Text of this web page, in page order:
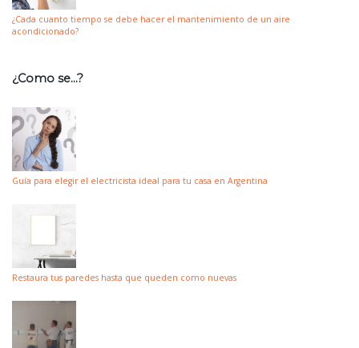
¿Cada cuanto tiempo se debe hacer el mantenimiento de un aire
acondicionado?
¿Como se…?
Guía para elegir el electricista ideal para tu casa en Argentina
Restaura tus paredes hasta que queden como nuevas